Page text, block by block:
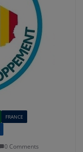
FRANCE
0 Comments